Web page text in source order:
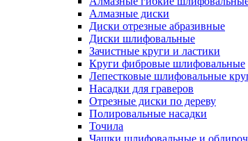
Алмазные диски
Диски отрезные абразивные
Диски шлифовальные
Зачистные круги и ластики
Круги фибровые шлифовальные
Лепестковые шлифовальные
Насадки для граверов
Отрезные диски по дереву
Полировальные насадки
Точила
Чашки шлифовальные и